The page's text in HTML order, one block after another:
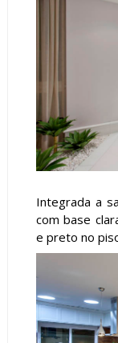
Integrada a
com base
e preto no